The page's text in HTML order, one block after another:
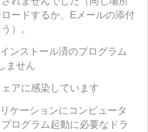
ードするか、Eメールの添付
）。
ンストール済のプログラム
ません
アに感染しています
ケーションにコンピュータ
ログラム起動に必要なドラ